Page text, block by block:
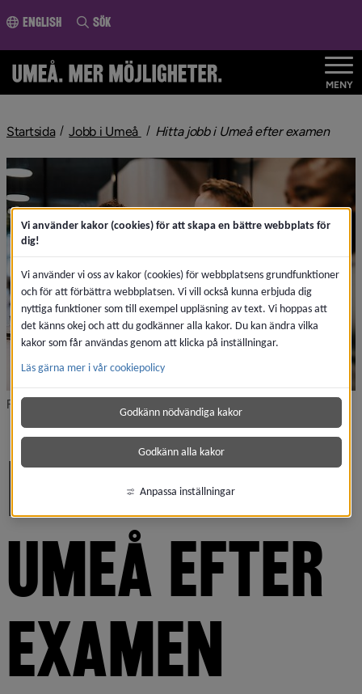
innehållet
English Sök
MENY
Startsida Jobb i Umeå nivå i brödsmulenavigeringen
Hitta jobb i Umeå efter examennivå i
Foto: Johnér
HITTA JOBB I
UMEÅ EFTER
EXAMEN
Vi använder kakor (cookies) för att skapa en bättre webbplats för
dig!
Vi använder vi oss av kakor (cookies) för webbplatsens grundfunktioner
och för att förbättra webbplatsen. Vi vill också kunna erbjuda dig
nyttiga funktioner som till exempel uppläsning av text. Vi hoppas att
det känns okej och att du godkänner alla kakor. Du kan ändra vilka
kakor som får användas genom att klicka på inställningar.
Läs gärna mer i vår cookiepolicy
Godkänn nödvändiga kakor
Godkänn alla kakor
Anpassa inställningar